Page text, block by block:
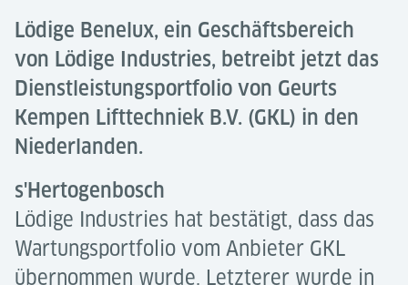
Lödige Benelux, ein Geschäftsbereich
von Lödige Industries, betreibt jetzt das
Dienstleistungsportfolio von Geurts
Kempen Lifttechniek B.V. (GKL) in den
Niederlanden.
s'Hertogenbosch
Lödige Industries hat bestätigt, dass das
Wartungsportfolio vom Anbieter GKL
übernommen wurde. Letzterer wurde in